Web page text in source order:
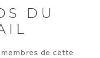
DU
de cette